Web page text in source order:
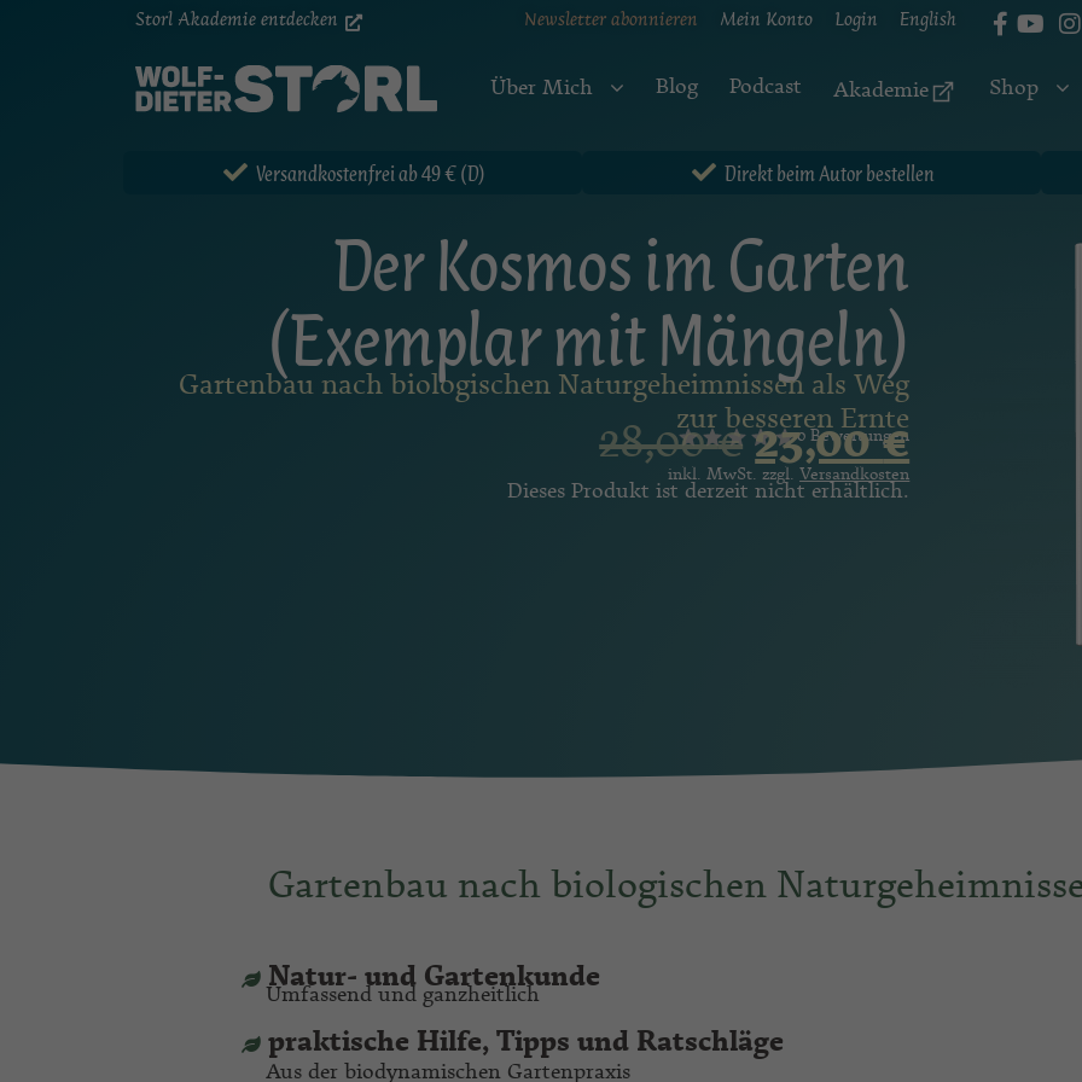
Storl Akademie entdecken Newsletter abonnieren Mein Konto Login English
Über Mich Blog Podcast Akademie Shop
Versandkostenfrei ab 49 € (D) Direkt beim Autor bestellen
Der Kosmos im Garten
(Exemplar mit Mängeln)
Gartenbau nach biologischen Naturgeheimnissen als Weg
zur besseren Ernte
0 Bewertungen
28,00€ 23,00€
inkl. MwSt. zzgl. Versandkosten
Dieses Produkt ist derzeit nicht erhältlich.
Gartenbau nach biologischen
Natur- und Gartenkunde
Umfassend und ganzheitlich
praktische Hilfe, Tipps und Ratschläge
Aus der biodynamischen Gartenpraxis